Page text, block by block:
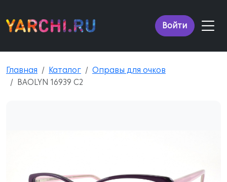
Войти
Главная Каталог
Оправы для очков
BAOLYN 16939 C2